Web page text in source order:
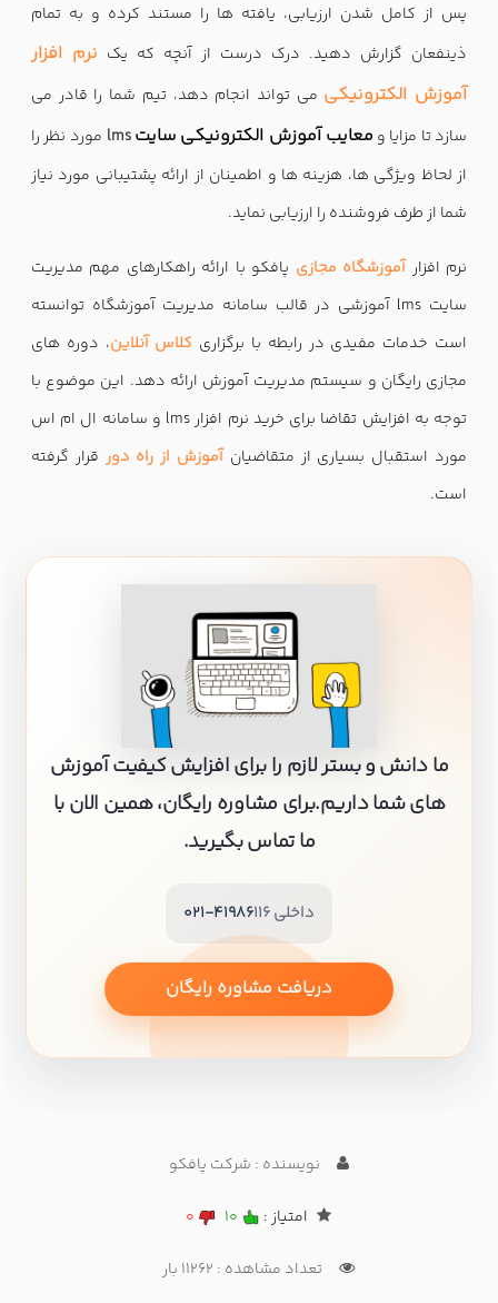
پس از کامل شدن ارزیابی، یافته ها را مستند کرده و به تمام
ذینفعان گزارش دهید. درک درست از آنچه که یک نرم افزار
آموزش الکترونیکی می تواند انجام دهد، تیم شما را قادر می
سازد تا مزایا و معایب آموزش الکترونیکی سایتlms مورد نظر را
از لحاظ ویژگی ها، هزینه ها و اطمینان از ارائه پشتیبانی مورد نیاز
شما از طرف فروشنده را ارزیابی نماید.
نرم افزارآموزشگاه مجازی پافکو با ارائه راهکارهای مهم مدیریت
سایت lms آموزشی در قالب سامانه مدیریت آموزشگاه توانسته
است خدمات مفیدی در رابطه با برگزاری کلاس آنلاین، دوره های
مجازی رایگان و سیستم مدیریت آموزش ارائه دهد. این موضوع با
توجه به افزایش تقاضا برای خرید نرم افزار lms و سامانه ال ام اس
مورد استقبال بسیاری از متقاضیانآموزش از راه دور قرار گرفته
است.
ما دانش و بستر لازم را برای افزایش کیفیت آموزش
های شما داریم.برای مشاوره رایگان، همین الان با
ما تماس بگیرید.
021-41986 داخلی 116
دریافت مشاوره رایگان
نویسنده : شرکت پافکو
امتیاز : 10
0
تعداد مشاهده : 11262 بار